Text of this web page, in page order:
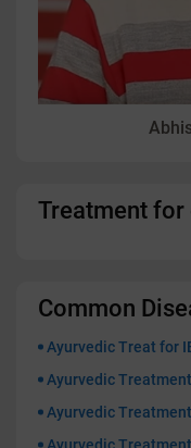
Treatment for
Common
Ayurvedic Treat for
Ayurvedic
Ayurvedic
Ayurvedic